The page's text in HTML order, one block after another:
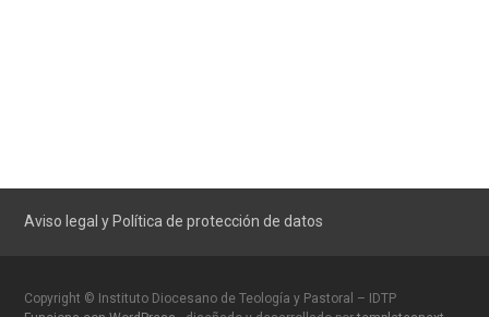
Aviso legal y Política de protección de datos
Copyright © Instituto Diocesano de Teología y Pastoral – IDTP